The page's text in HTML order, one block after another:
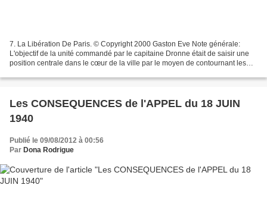
7. La Libération De Paris. © Copyright 2000 Gaston Eve Note générale:
L'objectif de la unité commandé par le capitaine Dronne était de saisir une
position centrale dans le cœur de la ville par le moyen de contournant les
Les CONSEQUENCES de l'APPEL du 18 JUIN
1940
Publié le 09/08/2012 à 00:56
Par Dona Rodrigue